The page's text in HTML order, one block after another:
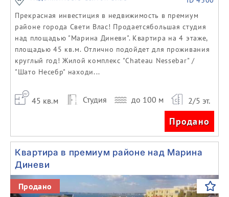
Прекрасная инвестиция в недвижимость в премиум
районе города Свети Влас! Продаетсябольшая студия
над площадью "Марина Диневи". Квартира на 4 этаже,
площадью 45 кв.м. Отлично подойдет для проживания
круглый год! Жилой комплекс "Chateau Nessebar" /
"Шато Несебр" находи...
45 кв.м Студия до 100 м 2/5 эт.
Продано
Квартира в премиум районе над Марина
Диневи
Previous Next
Продано